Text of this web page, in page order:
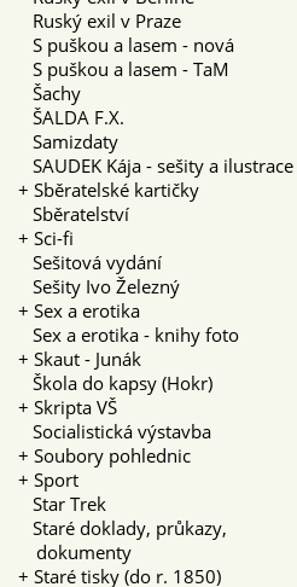
Ruský exil v Praze
S puškou a lasem - nová
S puškou a lasem - TaM
Šachy
ŠALDA F.X.
Samizdaty
SAUDEK Kája - sešity a ilustrace
+ Sběratelské kartičky
Sběratelství
+ Sci-fi
Sešitová vydání
Sešity Ivo Železný
+ Sex a erotika
Sex a erotika - knihy foto
+ Skaut - Junák
Škola do kapsy (Hokr)
+ Skripta VŠ
Socialistická výstavba
+ Soubory pohlednic
+ Sport
Star Trek
Staré doklady, průkazy,
dokumenty
+ Staré tisky (do r. 1850)